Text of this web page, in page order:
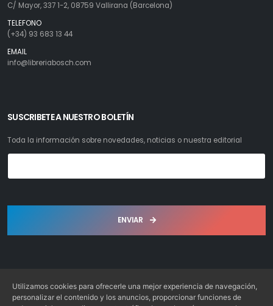
C/ Mayor, 337 1-2, 08759 Vallirana (Barcelona)
TELEFONO
(+34) 93 683 13 44
EMAIL
info@libreriabosch.com
SUSCRIBETE A NUESTRO BOLETÍN
Toda la información sobre novedades, noticias o nuestra editorial
ENVIAR
Utilizamos cookies para ofrecerle una mejor experiencia de navegación,
personalizar el contenido y los anuncios, proporcionar funciones de